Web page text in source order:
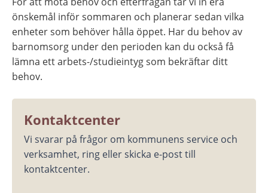
önskemål inför sommaren och planerar sedan vilka
enheter som behöver hålla öppet. Har du behov av
barnomsorg under den perioden kan du också få
lämna ett arbets-/studieintyg som bekräftar ditt
behov.
Kontaktcenter
Vi svarar på frågor om kommunens service och
verksamhet, ring eller skicka e-post till
kontaktcenter.